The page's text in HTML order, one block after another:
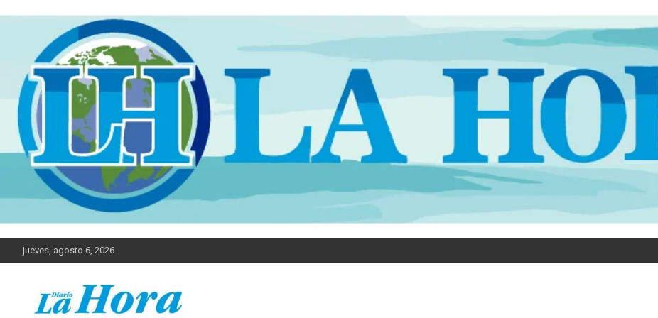
jueves, agosto 6, 2026